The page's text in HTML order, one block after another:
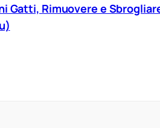
Gatti, Rimuovere e